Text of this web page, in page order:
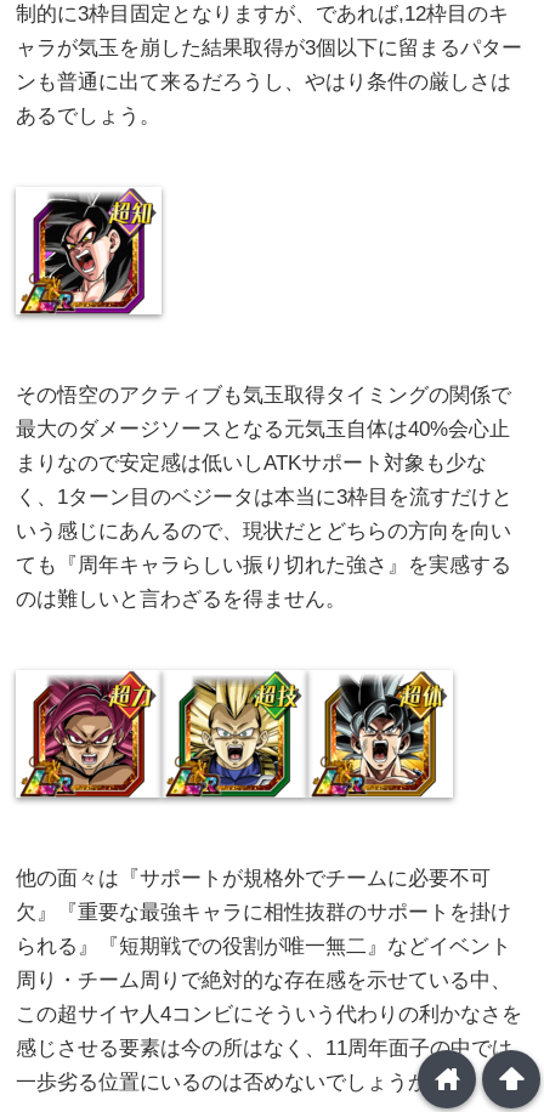
制的に3枠目固定となりますが、であれば,12枠目のキ
ャラが気玉を崩した結果取得が3個以下に留まるパター
ンも普通に出て来るだろうし、やはり条件の厳しさは
あるでしょう。
その悟空のアクティブも気玉取得タイミングの関係で
最大のダメージソースとなる元気玉自体は40%会心止
まりなので安定感は低いしATKサポート対象も少な
く、1ターン目のベジータは本当に3枠目を流すだけと
いう感じにあんるので、現状だとどちらの方向を向い
ても『周年キャラらしい振り切れた強さ』を実感する
のは難しいと言わざるを得ません。
他の面々は『サポートが規格外でチームに必要不可
欠』『重要な最強キャラに相性抜群のサポートを掛け
られる』『短期戦での役割が唯一無二』などイベント
周り・チーム周りで絶対的な存在感を示せている中、
この超サイヤ人4コンビにそういう代わりの利かなさを
感じさせる要素は今の所はなく、11周年面子の中では
一歩劣る位置にいるのは否めないでしょうか。
arrowup
home